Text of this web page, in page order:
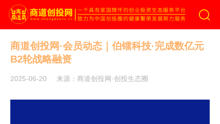
商道创投网
商道创投网·会员动态｜伯镭科技·完成数亿元
B2轮战略融资
2025-06-20 来源：商道创投网·创投生态圈